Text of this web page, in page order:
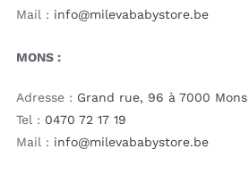
Mail : info@milevababystore.be
MONS :
Adresse : Grand rue, 96 à 7000 Mons
Tel : 0470 72 17 19
Mail : info@milevababystore.be